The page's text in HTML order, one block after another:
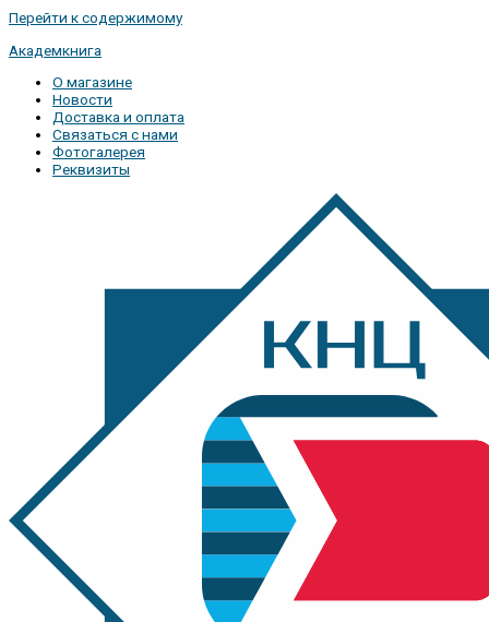
Перейти к содержимому
Академкнига
О магазине
Новости
Доставка и оплата
Связаться с нами
Фотогалерея
Реквизиты